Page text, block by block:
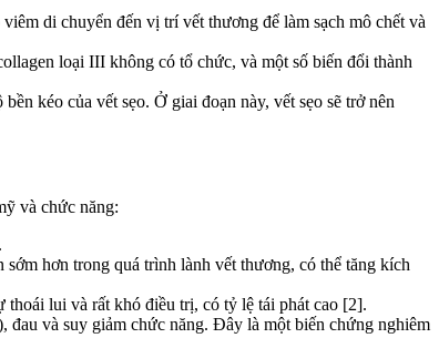
di chuyển đến vị trí vết thương để làm sạch mô chết và
loại III không có tổ chức, và một số biến đổi thành
kéo của vết sẹo. Ở giai đoạn này, vết sẹo sẽ trở nên
và chức năng:
hơn trong quá trình lành vết thương, có thể tăng kích
thoái lui và rất khó điều trị, có tỷ lệ tái phát cao [2].
đau và suy giảm chức năng. Đây là một biến chứng nghiêm